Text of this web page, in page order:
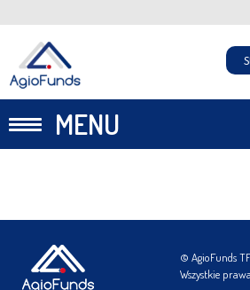
MENU
© AgioFunds
Wszystkie